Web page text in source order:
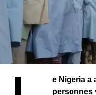
e Nigeria a
personnes